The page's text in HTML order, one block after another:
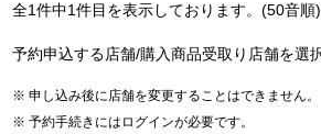
全1件中1件目を表示しております。(50音順)
予約申込する店舗/購入商品受取り店舗を選
申し込み後に店舗を変更することはできません。
予約手続きにはログインが必要です。